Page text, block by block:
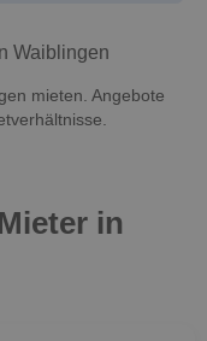
Waiblingen
mieten. Angebote
in